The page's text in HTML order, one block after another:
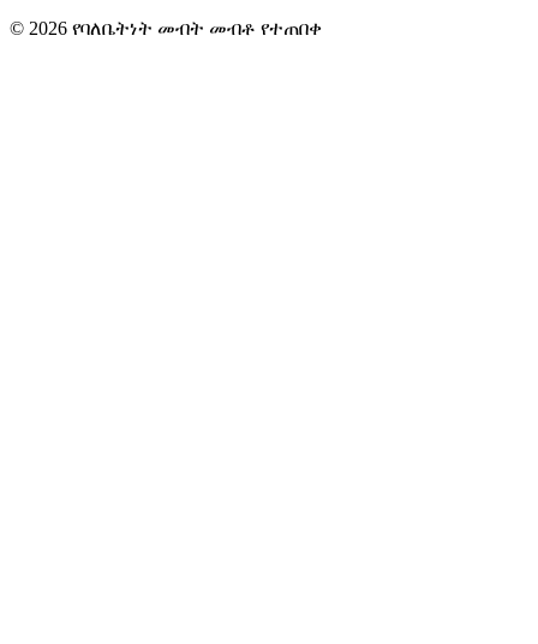
© 2026 የባለቤትነት መብት መብቶ የተጠበቀ